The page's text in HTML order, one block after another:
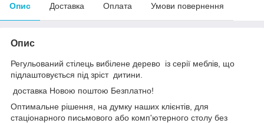
Опис Доставка Оплата Умови повернення
Опис
Регульований стілець вибілене дерево із серії меблів, що
підлаштовується під зріст дитини.
доставка Новою поштою Безплатно!
Оптимальне рішення, на думку наших клієнтів, для
стаціонарного письмового або комп'ютерного столу без